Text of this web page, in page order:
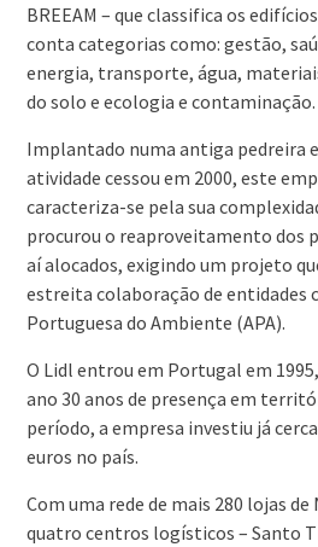
BREEAM – que classifica os
conta categorias como: gestão,
energia, transporte, água,
do solo e ecologia e contaminação.
Implantado numa antiga pedreira
atividade cessou em 2000, este
caracteriza-se pela sua
procurou o reaproveitamento dos
aí alocados, exigindo um projeto
estreita colaboração de entidades
Portuguesa do Ambiente (APA).
O Lidl entrou em Portugal em
ano 30 anos de presença em
período, a empresa investiu já
euros no país.
Com uma rede de mais 280 lojas de
quatro centros logísticos – Santo